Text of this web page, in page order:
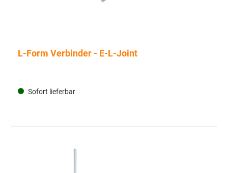
L-Form Verbinder - E-L-Joint
Sofort lieferbar